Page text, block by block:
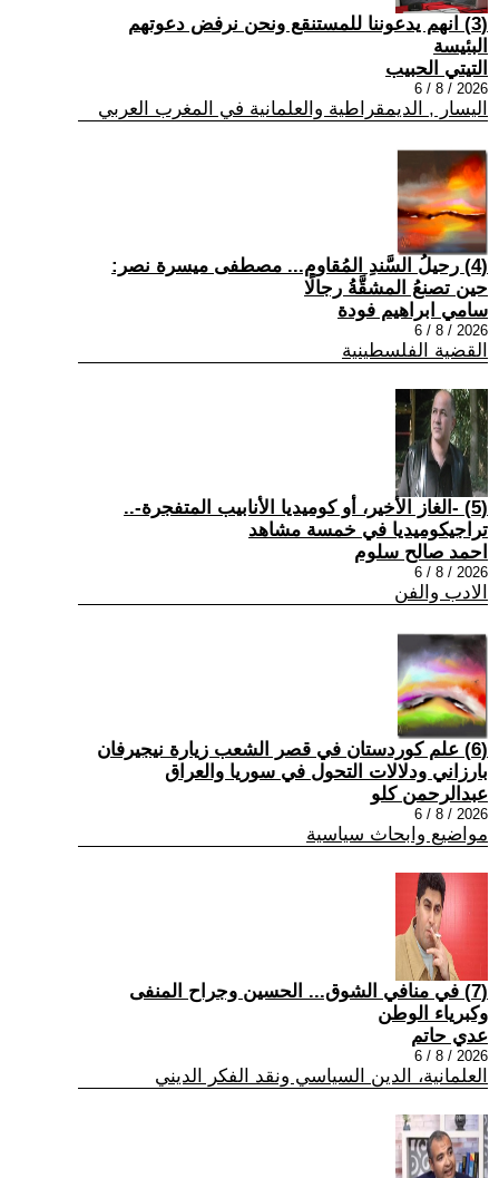
(3) انهم يدعوننا للمستنقع ونحن نرفض دعوتهم
البئيسة
التيتي الحبيب
2026 / 8 / 6
اليسار , الديمقراطية والعلمانية في المغرب العربي
(4) رحيلُ السَّندِ المُقاوم... مصطفى ميسرة نصر:
حين تصنعُ المشقَّةُ رجالًا
سامي ابراهيم فودة
2026 / 8 / 6
القضية الفلسطينية
(5) -الغاز الأخير، أو كوميديا الأنابيب المتفجرة-..
تراجيكوميديا في خمسة مشاهد
احمد صالح سلوم
2026 / 8 / 6
الادب والفن
(6) علم كوردستان في قصر الشعب زيارة نيجيرفان
بارزاني ودلالات التحول في سوريا والعراق
عبدالرحمن كلو
2026 / 8 / 6
مواضيع وابحاث سياسية
(7) في منافي الشوق... الحسين وجراح المنفى
وكبرياء الوطن
عدي حاتم
2026 / 8 / 6
العلمانية، الدين السياسي ونقد الفكر الديني